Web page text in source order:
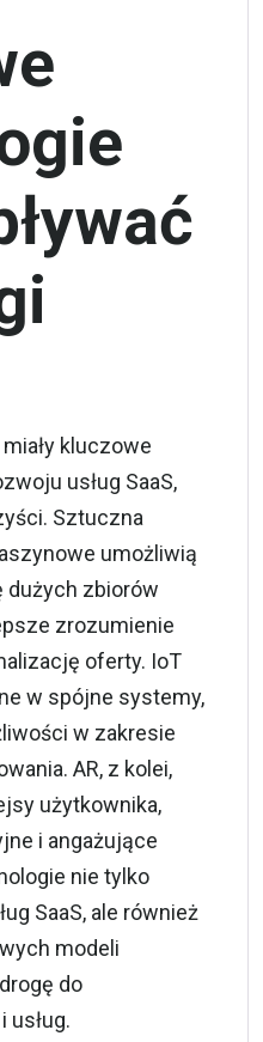
kluczowe
usług SaaS,
Sztuczna
umożliwią
dużych zbiorów
zrozumienie
oferty. IoT
w spójne systemy,
w zakresie
AR, z kolei,
użytkownika,
i angażujące
nie tylko
SaaS, ale również
modeli
do
usług.